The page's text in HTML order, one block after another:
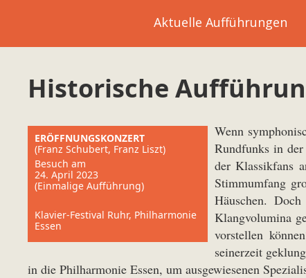
Aktuelle Aufführungen
Historische
ERÖFFNUNGSKONZERT
(Franz Schubert, Franz Liszt)
Besuch am
24. April 2023
(Einmalige Aufführung)
Klavier-Festival Ruhr, Philharmonie
Essen
Wenn
Rundfunks in
der Klassikfans
Stimmumfang
Häuschen.
Klangvolumina
vorstellen
seinerzeit
in die Philharmonie Essen, um ausgewiesenen